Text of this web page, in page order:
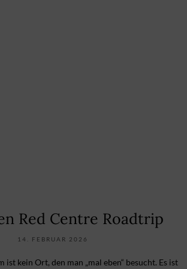
Red Centre Roadtrip
14. FEBRUAR 2026
kein Ort, den man „mal eben“ besucht. Es ist